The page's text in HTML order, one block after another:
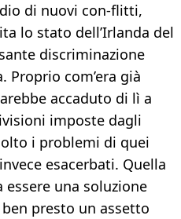
di nuovi con-flitti,
lo stato dell’Irlanda del
discriminazione
Proprio com’era già
accaduto di lì a
imposte dagli
i problemi di quei
esacerbati. Quella
una soluzione
presto un assetto